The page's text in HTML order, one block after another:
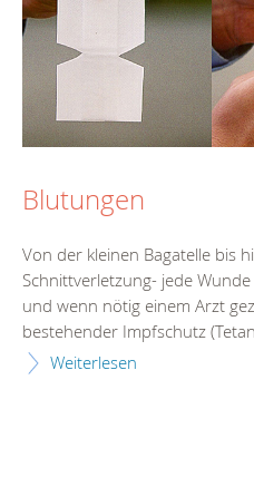
Blutungen
Von der kleinen Bagatelle bis
Schnittverletzung- jede
und wenn nötig einem Arzt
bestehender Impfschutz
Weiterlesen